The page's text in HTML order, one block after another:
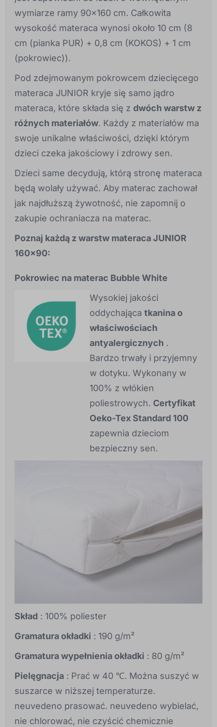
wymiarze ramy 90x160 cm. Całkowita
wysokość materaca wynosi około 10 cm (8
cm (pianka PUR) + 0,8 cm (KOKOS) + 1 cm
(pokrowiec)).
Pod zdejmowanym pokrowcem dziecięcego
materaca JUNIOR kryje się samo jądro
materaca, które składa się z dwóch warstw z
różnych materiałów. Każdy z materiałów ma
swoje unikalne właściwości, dzięki którym
dzieci czeka jakościowy i zdrowy sen.
Dzieci same decydują, którą stronę materaca
będą wolały używać. Aby materac zachował
jak najdłuższą żywotność, nie zapomnij o
zakupie ochraniacza na materac.
Poznaj każdą z warstw materaca JUNIOR
160x90:
Pokrowiec na materac Bubble White
Wysokiej jakości
oddychającatkanina o
właściwościach
antyalergicznych .
Bardzo trwały i przyjemny
w dotyku. Wykonany w
100% z włókien
poliestrowych. Certyfikat
Oeko-Tex Standard 100
zapewnia dzieciom
bezpieczny sen.
Skład : 100% poliester
Gramatura okładki : 190 g/m²
Gramatura wypełnienia okładki : 80 g/m²
Pielęgnacja : Prać w 40 ℃. Można suszyć w
suszarce w niższej temperaturze.
neuvedeno prasować. neuvedeno wybielać,
nie chlorować, nie czyścić chemicznie